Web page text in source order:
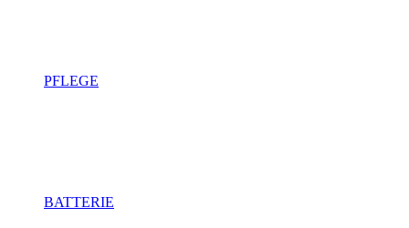
PFLEGE
BATTERIE